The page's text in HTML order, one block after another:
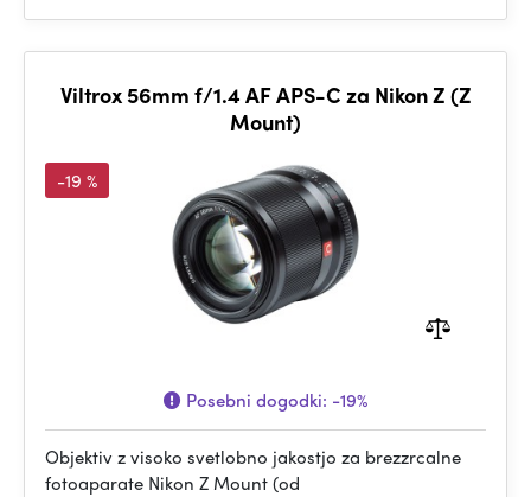
Viltrox 56mm f/1.4 AF APS-C za Nikon Z (Z
Mount)
-19 %
Posebni dogodki: -19%
Objektiv z visoko svetlobno jakostjo za brezzrcalne
fotoaparate Nikon Z Mount (od